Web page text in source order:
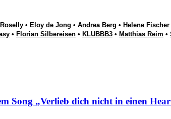
• Eloy de Jong • Andrea Berg • Helene Fischer
• Florian Silbereisen • KLUBBB3 • Matthias Reim •
„Verlieb dich nicht in einen